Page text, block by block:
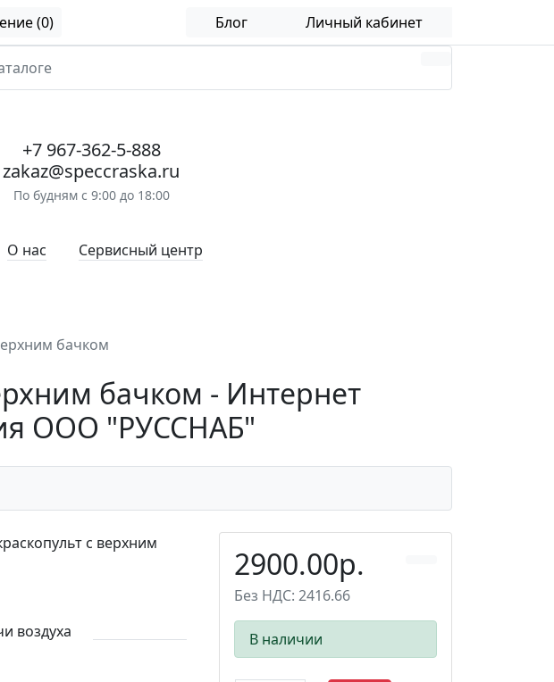
(0) Блог Личный кабинет
+7 967-362-5-888
zakaz@speccraska.ru
По будням с 9:00 до 18:00
О нас Сервисный центр
бачком
бачком - Интернет
ООО "РУССНАБ"
2900.00р.
Без НДС: 2416.66
В наличии
с верхним
воздуха